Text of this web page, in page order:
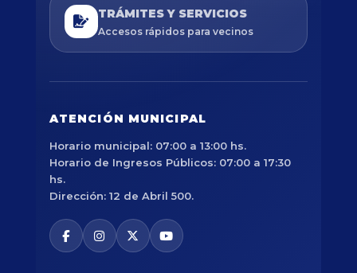
TRÁMITES Y SERVICIOS
Accesos rápidos para vecinos
ATENCIÓN MUNICIPAL
Horario municipal: 07:00 a 13:00 hs.
Horario de Ingresos Públicos: 07:00 a 17:30
hs.
Dirección: 12 de Abril 500.